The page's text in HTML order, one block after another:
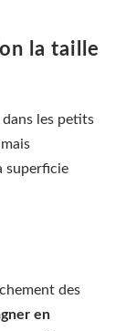
la taille
les petits
superficie
des
en